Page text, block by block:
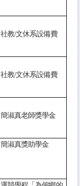
社教/文休系設備費
社教/文休系設備費
簡淑真老師獎學金
簡淑真獎助學金